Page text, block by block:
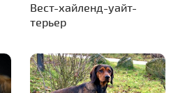
Вест-хайленд-уайт-
терьер